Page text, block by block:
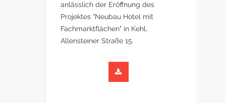
anlässlich der Eröffnung des
Projektes "Neubau Hotel mit
Fachmarktflächen" in Kehl,
Allensteiner Straße 15.